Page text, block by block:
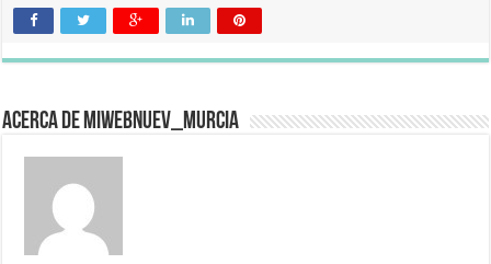
Acerca de miwebnuev_murcia